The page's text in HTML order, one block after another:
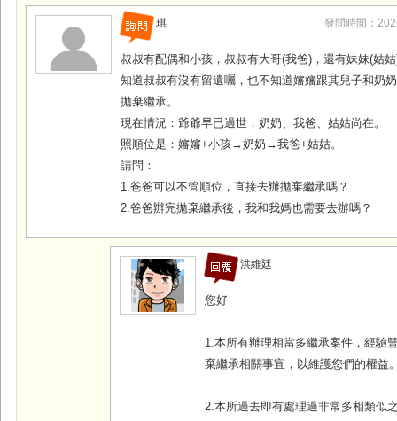
琪 發問時間：
叔叔有配偶和小孩，叔叔有大哥(我爸)，還有妹妹(姑
知道叔叔有沒有留遺囑，也不知道嬸嬸跟其兒子和奶
拋棄繼承。
現在情況：爺爺早已過世，奶奶、我爸、姑姑尚在。
照順位是：嬸嬸+小孩→奶奶→我爸+姑姑。
請問：
1.爸爸可以不管順位，直接去辦拋棄繼承嗎？
2.爸爸辦完拋棄繼承後，我和我媽也需要去辦嗎？
洪維廷
您好
1.本所有辦理相當多繼承案件，經驗
棄繼承相關事宜，以維護您們的權益
2.本所過去即有處理過非常多相類似